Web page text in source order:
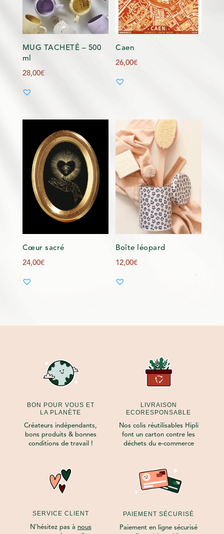
MUG TACHETÉ – 500
ml
28,00€
Caen
26,00€
Cœur sacré
24,00€
Boîte léopard
12,00€
BON POUR VOUS ET
LA PLANÈTE
Créateurs indépendants,
bons produits & bonnes
conditions de travail !
LIVRAISON
ECORESPONSABLE
Nos colis réutilisables Hipli
font un carton contre les
déchets du e-commerce
SERVICE CLIENT
N’hésitez pas à nous
PAIEMENT SÉCURISÉ
Paiement en ligne sécurisé